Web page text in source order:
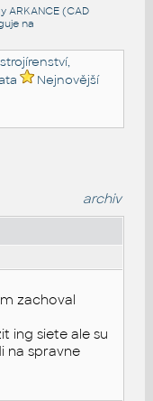
ARKANCE (CAD
na
Nejnovější
archiv
zachoval
ing siete ale su
na spravne